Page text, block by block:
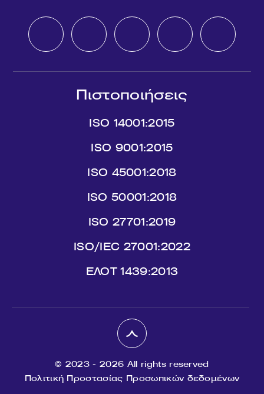
Πιστοποιήσεις
ISO 14001:2015
ISO 9001:2015
ISO 45001:2018
ISO 50001:2018
ISO 27701:2019
ISO/IEC 27001:2022
ΕΛΟΤ 1439:2013
© 2023 - 2026 All rights reserved
Πολιτική Προστασίας Προσωπικών δεδομένων